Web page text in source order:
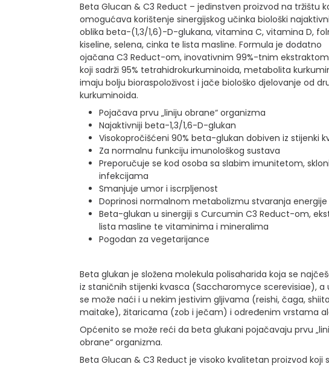
Beta Glucan & C3 Reduct – jedinstven proizvod na tržištu
omogućava korištenje sinergijskog učinka biološki
oblika beta-(1,3/1,6)-D-glukana, vitamina C, vitamina D,
kiseline, selena, cinka te lista masline. Formula je dodatno
ojačana C3 Reduct-om, inovativnim 99%-tnim
koji sadrži 95% tetrahidrokurkuminoida, metabolita
imaju bolju bioraspoloživost i jače biološko djelovanje od
kurkuminoida.
Pojačava prvu „liniju obrane“ organizma
Najaktivniji beta-1,3/1,6-D-glukan
Visokopročišćeni 90% beta-glukan dobiven iz stijenki
Za normalnu funkciju imunološkog sustava
Preporučuje se kod osoba sa slabim imunitetom,
infekcijama
Smanjuje umor i iscrpljenost
Doprinosi normalnom metabolizmu stvaranja energije
Beta-glukan u sinergiji s Curcumin C3 Reduct-om,
lista masline te vitaminima i mineralima
Pogodan za vegetarijance
Beta glukan je složena molekula polisaharida koja se
iz staničnih stijenki kvasca (Saccharomyce scerevisiae), a
se može naći i u nekim jestivim gljivama (reishi, čaga,
maitake), žitaricama (zob i ječam) i određenim vrstama
Općenito se može reći da beta glukani pojačavaju prvu
obrane“ organizma.
Beta Glucan & C3 Reduct je visoko kvalitetan proizvod koji